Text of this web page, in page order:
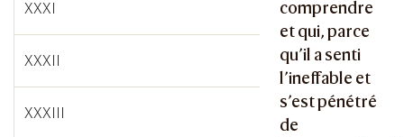
comprendre
et qui, parce
qu’il a senti
l’ineffable et
s’est pénétré
de
XXXI
XXXII
XXXIII